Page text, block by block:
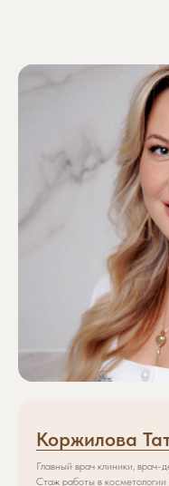
Коржилова
Главный врач клиники, врач-
Стаж работы в косметологии